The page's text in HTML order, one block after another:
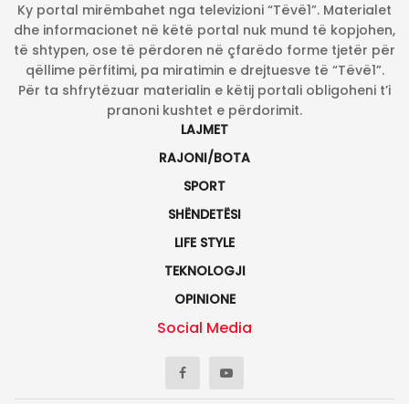
Ky portal mirëmbahet nga televizioni “Tëvë1”. Materialet
dhe informacionet në këtë portal nuk mund të kopjohen,
të shtypen, ose të përdoren në çfarëdo forme tjetër për
qëllime përfitimi, pa miratimin e drejtuesve të “Tëvë1”.
Për ta shfrytëzuar materialin e këtij portali obligoheni t’i
pranoni kushtet e përdorimit.
LAJMET
RAJONI/BOTA
SPORT
SHËNDETËSI
LIFE STYLE
TEKNOLOGJI
OPINIONE
Social Media